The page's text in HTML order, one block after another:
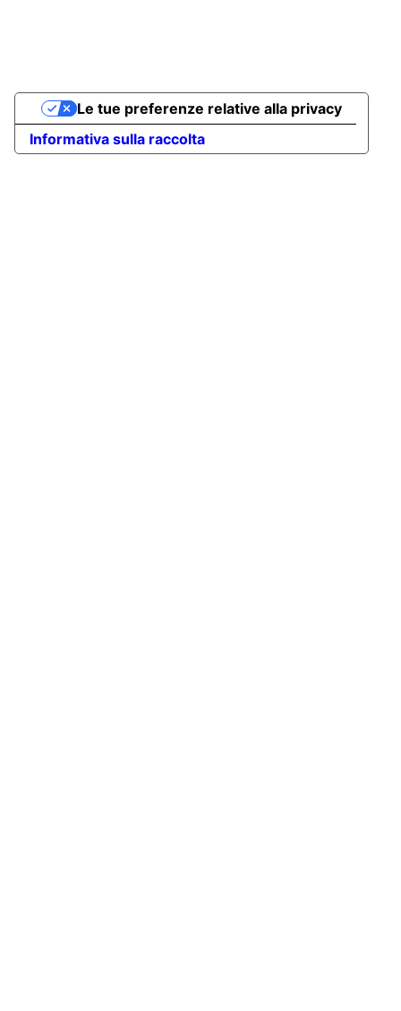
Informativa sulla raccolta
Le tue preferenze relative alla privacy